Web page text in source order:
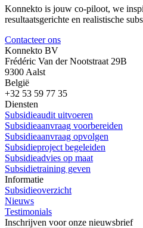
Konnekto is jouw co-piloot, we
resultaatsgerichte en realistische
Contacteer ons
Konnekto BV
Frédéric Van der Nootstraat 29B
9300 Aalst
België
+32 53 59 77 35
Diensten
Subsidieaudit uitvoeren
Subsidieaanvraag voorbereiden
Subsidieaanvraag opvolgen
Subsidieproject begeleiden
Subsidieadvies op maat
Subsidietraining geven
Informatie
Subsidieoverzicht
Nieuws
Testimonials
Inschrijven voor onze nieuwsbrief